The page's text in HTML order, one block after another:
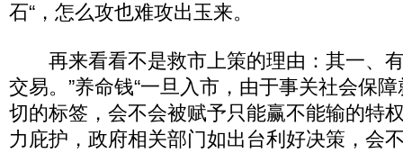
石“，怎么攻也难攻出玉来。
再来看看不是救市上策的理由：其一、
交易。”养命钱“一旦入市，由于事关社会保
切的标签，会不会被赋予只能赢不能输的特
力庇护，政府相关部门如出台利好决策，会